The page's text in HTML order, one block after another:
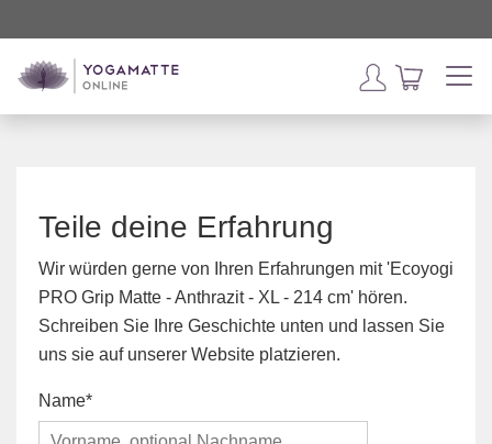
Teile deine Erfahrung
Wir würden gerne von Ihren Erfahrungen mit 'Ecoyogi
PRO Grip Matte - Anthrazit - XL - 214 cm' hören.
Schreiben Sie Ihre Geschichte unten und lassen Sie
uns sie auf unserer Website platzieren.
Name